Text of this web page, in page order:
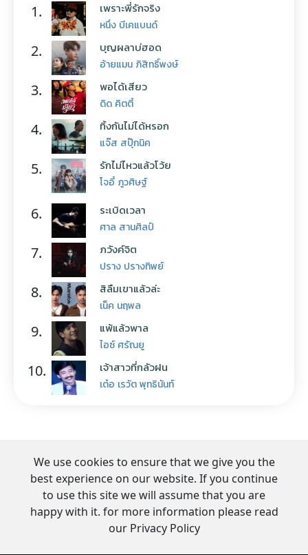
1. เพราะพี่รักจริง
หนึ่ง บีเคแบนด์
2. บุญผลาบ่ฮอด
อ้ายแมน ภิสิทธิ์พงษ์
3. พอได้เสียว
ดิด คิตตี้
4. ทิ้งกันไม่ได้หรอก
แจ๊ส สปุ๊กนิค
5. รักไม่ไหวแล้วโว้ย
โจอี้ ภูวศิษฐ์
6. ระเบิดเวลา
ศาล สานศิลป์
7. ภวังค์จิต
ปราง ปรางทิพย์
8. สิลืมเขาแล้วล่ะ
เน็ค นฤพล
9. แพ้แล้วพาล
ไอซ์ ศรัณยู
10. เจ้าสาวที่กลัวฝน
เต๋อ เรวัต พุทธินันท์
We use cookies to ensure that we give you the
best experience on our website. If you continue
to use this site we will assume that you are
happy with it. for more information please read
our Privacy Policy